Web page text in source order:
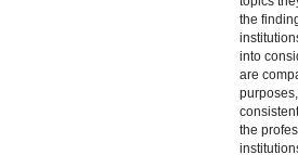
the
into
are
the